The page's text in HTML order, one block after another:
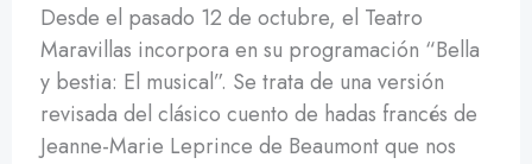
Desde el pasado 12 de octubre, el Teatro
Maravillas incorpora en su programación “Bella
y bestia: El musical”. Se trata de una versión
revisada del clásico cuento de hadas francés de
Jeanne-Marie Leprince de Beaumont que nos